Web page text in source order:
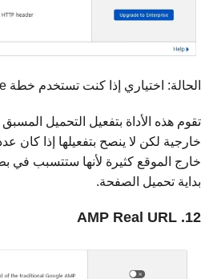
الحالة: اختياري إذا كنت تستخدم خطة Enterprise من كلاود فلير.
تقوم هذه الأداة بتفعيل التحميل
خارجية لكن لا ينصح بتفعيلها إذا كان
خارج الموقع كثيرة لأنها ستتسبب في
بداية تحميل الصفحة.
12. AMP Real URL